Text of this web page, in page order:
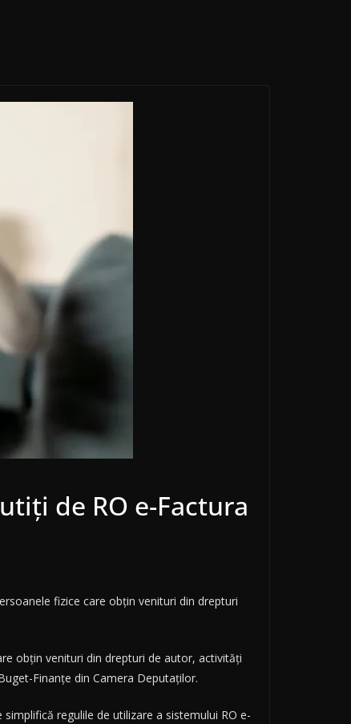
de RO e-Factura
fizice care obțin venituri din drepturi
obțin venituri din drepturi de autor, activități
Finanțe din Camera Deputaților.
regulile de utilizare a sistemului RO e-